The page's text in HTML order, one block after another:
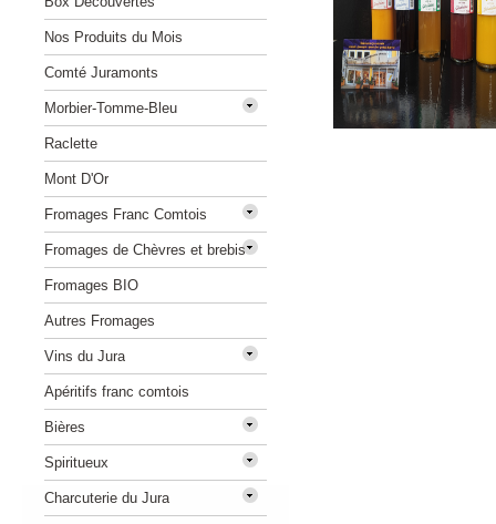
Nos Produits du Mois
Comté Juramonts
Morbier-Tomme-Bleu
Raclette
Mont D'Or
Fromages Franc Comtois
Fromages de Chèvres et brebis
Fromages BIO
Autres Fromages
Vins du Jura
Apéritifs franc comtois
Bières
Spiritueux
Charcuterie du Jura